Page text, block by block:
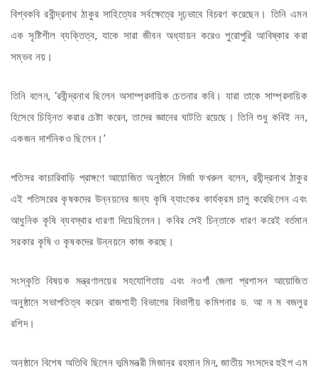
বিশ্বকবি রবীন্দ্রনাথ ঠাকুর সাহিত্যের সর্বক্ষেত্রে দৃঢ়ভাবে বিচরণ করেছেন। তিনি এমন
এক সৃষ্টিশীল ব্যক্তিত্ব, যাকে সারা জীবন অধ্যায়ন করেও পুরোপুরি আবিষ্কার করা
সম্ভব নয়।
তিনি বলেন, ‘রবীন্দ্রনাথ ছিলেন অসাম্প্রদায়িক চেতনার কবি। যারা তাকে সাম্প্রদায়িক
হিসেবে চিহ্নিত করার চেষ্টা করেন, তাদের জ্ঞানের ঘাটতি রয়েছে। তিনি শুধু কবিই নন,
একজন দার্শনিকও ছিলেন।’
পতিসর কাচারিবাড়ি প্রাঙ্গণে আয়োজিত অনুষ্ঠানে মির্জা ফখরুল বলেন, রবীন্দ্রনাথ ঠাকুর
এই পতিসরের কৃষকদের উন্নয়নের জন্য কৃষি ব্যাংকের কার্যক্রম চালু করেছিলেন এবং
আধুনিক কৃষি ব্যবস্থার ধারণা দিয়েছিলেন। কবির সেই চিন্তাকে ধারণ করেই বর্তমান
সরকার কৃষি ও কৃষকদের উন্নয়নে কাজ করছে।
সংস্কৃতি বিষয়ক মন্ত্রণালয়ের সহযোগিতায় এবং নওগাঁ জেলা প্রশাসন আয়োজিত
অনুষ্ঠানে সভাপতিত্ব করেন রাজশাহী বিভাগের বিভাগীয় কমিশনার ড. আ ন ম বজলুর
রশিদ।
অনুষ্ঠানে বিশেষ অতিথি ছিলেন ভূমিমন্ত্রী মিজানুর রহমান মিনু, জাতীয় সংসদের হুইপ এম